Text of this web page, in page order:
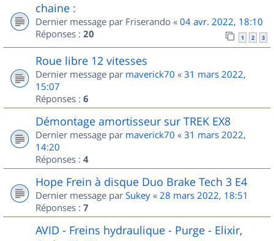
chaine :
Dernier message par Friserando « 04 avr. 2022, 18:10
Réponses : 20 1 2 3
Roue libre 12 vitesses
Dernier message par maverick70 « 31 mars 2022,
15:07
Réponses : 6
Démontage amortisseur sur TREK EX8
Dernier message par maverick70 « 31 mars 2022,
14:20
Réponses : 4
Hope Frein à disque Duo Brake Tech 3 E4
Dernier message par Sukey « 28 mars 2022, 18:51
Réponses : 7
AVID - Freins hydraulique - Purge - Elixir,